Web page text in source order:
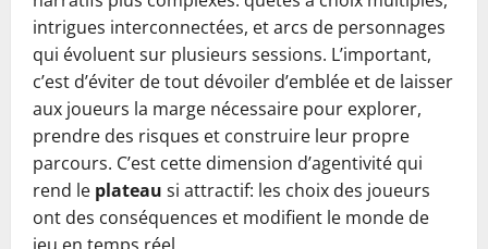
intrigues interconnectées, et arcs de personnages
qui évoluent sur plusieurs sessions. L’important,
c’est d’éviter de tout dévoiler d’emblée et de laisser
aux joueurs la marge nécessaire pour explorer,
prendre des risques et construire leur propre
parcours. C’est cette dimension d’agentivité qui
rend le plateau si attractif: les choix des joueurs
ont des conséquences et modifient le monde de